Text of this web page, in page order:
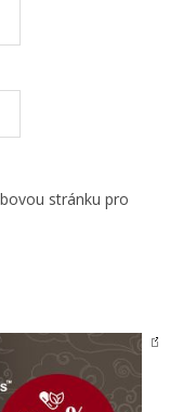
stránku pro